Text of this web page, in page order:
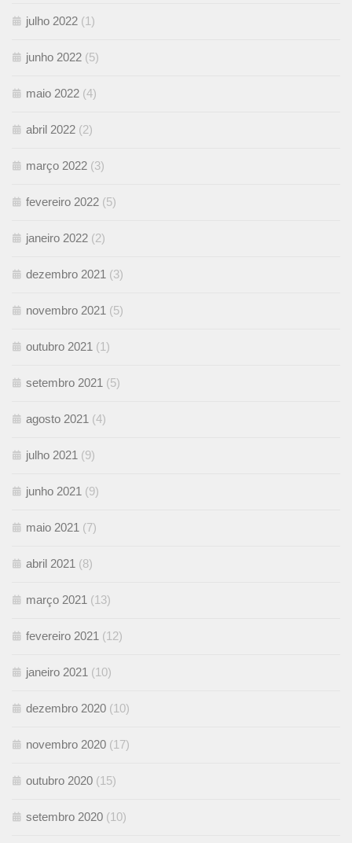
julho 2022 (1)
junho 2022 (5)
maio 2022 (4)
abril 2022 (2)
março 2022 (3)
fevereiro 2022 (5)
janeiro 2022 (2)
dezembro 2021 (3)
novembro 2021 (5)
outubro 2021 (1)
setembro 2021 (5)
agosto 2021 (4)
julho 2021 (9)
junho 2021 (9)
maio 2021 (7)
abril 2021 (8)
março 2021 (13)
fevereiro 2021 (12)
janeiro 2021 (10)
dezembro 2020 (10)
novembro 2020 (17)
outubro 2020 (15)
setembro 2020 (10)